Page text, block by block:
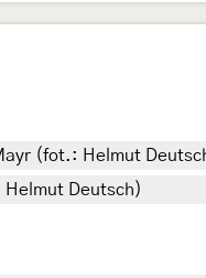
(fot.: Helmut
Deutsch)